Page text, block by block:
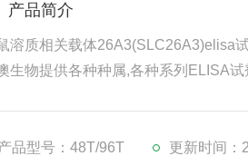
产品简介
溶质相关载体26A3(SLC26A3)elisa
生物提供各种种属,各种系列ELISA
品型号：48T/96T
更新时间：